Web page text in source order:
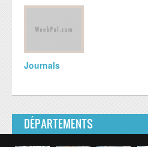
Journals
DÉPARTEMENTS